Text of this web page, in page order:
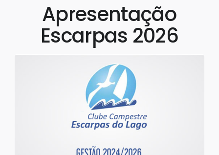
Apresentação
Escarpas 2026